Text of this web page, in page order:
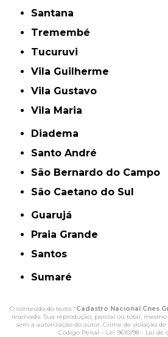
Santana
Tremembé
Tucuruvi
Vila Guilherme
Vila Gustavo
Vila Maria
Diadema
Santo André
São Bernardo do Campo
São Caetano do Sul
Guarujá
Praia Grande
Santos
Sumaré
O conteúdo do texto "Cadastro Nacional Cnes
reservado. Sua reprodução, parcial ou total,
sem a autorização do autor. Crime de violação
Código Penal – Lei 9610/98 - Lei de